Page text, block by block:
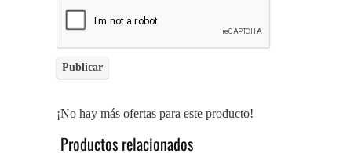
¡No hay más ofertas para este producto!
Productos relacionados